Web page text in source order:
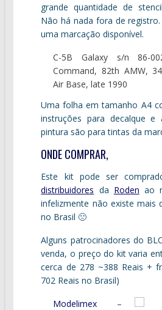
grande quantidade de
Não há nada fora de
uma marcação disponível.
C-5B Galaxy s/n 86-
Command, 82th AMW,
Air Base, late 1990
Uma folha em tamanho A4
instruções para decalque e
pintura são para tintas da
ONDE COMPRAR,
Este kit pode ser
distribuidores da Roden ao
infelizmente não existe mais
no Brasil 🙁
Alguns patrocinadores do
venda, o preço do kit varia
cerca de 278 ~388 Reais +
702 Reais no Brasil)
Modelimex –